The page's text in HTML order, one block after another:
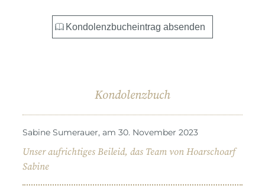
Kondolenzbuch
Sabine Sumerauer, am 30. November 2023
Unser aufrichtiges Beileid, das Team von Hoarschoarf
Sabine